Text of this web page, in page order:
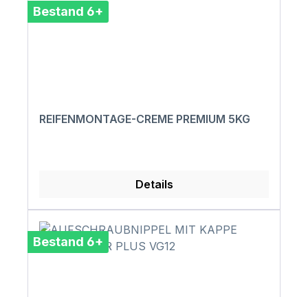
Bestand 6+
REIFENMONTAGE-CREME PREMIUM 5KG
Details
Bestand 6+